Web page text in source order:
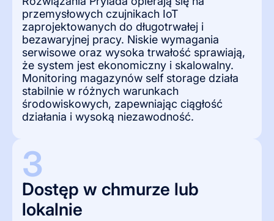
przemysłowych czujnikach IoT
zaprojektowanych do długotrwałej i
bezawaryjnej pracy. Niskie wymagania
serwisowe oraz wysoka trwałość sprawiają,
że system jest ekonomiczny i skalowalny.
Monitoring magazynów self storage działa
stabilnie w różnych warunkach
środowiskowych, zapewniając ciągłość
działania i wysoką niezawodność.
3
Dostęp w chmurze lub
lokalnie